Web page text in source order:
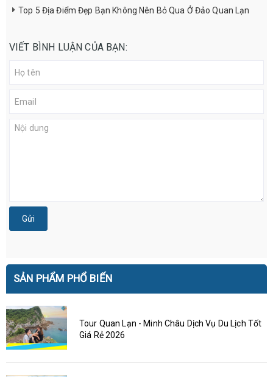
Top 5 Địa Điểm Đẹp Bạn Không Nên Bỏ Qua Ở Đảo Quan Lạn
VIẾT BÌNH LUẬN CỦA BẠN:
Gửi
SẢN PHẨM PHỔ BIẾN
Tour Quan Lạn - Minh Châu Dịch Vụ Du Lịch Tốt
Giá Rẻ 2026